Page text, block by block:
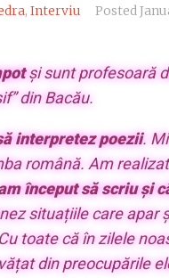
, Interviu Posted
și sunt profesoară
din Bacău.
interpretez poezii.
română. Am
început să scriu și
situațiile care apar
toate că în zilele
din preocupările